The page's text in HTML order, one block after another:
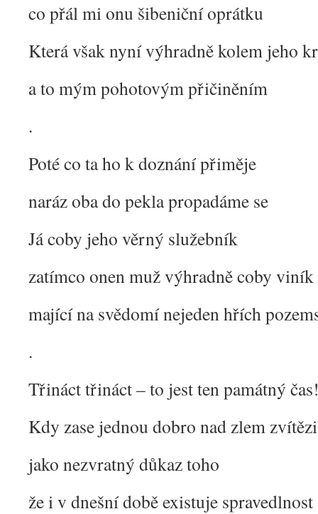
co přál mi onu šibeniční oprátku
Která však nyní výhradně kolem jeho
a to mým pohotovým přičiněním
.
Poté co ta ho k doznání přiměje
naráz oba do pekla propadáme se
Já coby jeho věrný služebník
zatímco onen muž výhradně coby viník
mající na svědomí nejeden hřích
.
Třináct třináct – to jest ten památný
Kdy zase jednou dobro nad zlem
jako nezvratný důkaz toho
že i v dnešní době existuje spravedlnost